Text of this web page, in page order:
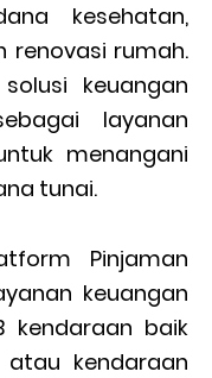
kesehatan,
renovasi rumah.
keuangan
layanan
menangani
tunai.
Pinjaman
keuangan
kendaraan baik
atau kendaraan